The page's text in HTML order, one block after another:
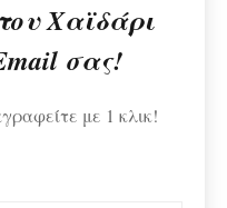
Χαϊδάρι
σας!
με 1 κλικ!